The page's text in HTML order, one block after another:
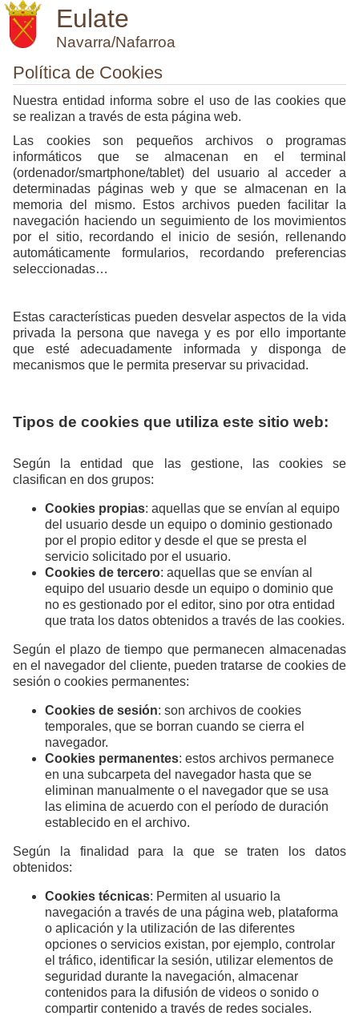
Eulate
Navarra/Nafarroa
Política de Cookies
Nuestra entidad informa sobre el uso de las cookies que
se realizan a través de esta página web.
Las cookies son pequeños archivos o programas
informáticos que se almacenan en el terminal
(ordenador/smartphone/tablet) del usuario al acceder a
determinadas páginas web y que se almacenan en la
memoria del mismo. Estos archivos pueden facilitar la
navegación haciendo un seguimiento de los movimientos
por el sitio, recordando el inicio de sesión, rellenando
automáticamente formularios, recordando preferencias
seleccionadas…
Estas características pueden desvelar aspectos de la vida
privada la persona que navega y es por ello importante
que esté adecuadamente informada y disponga de
mecanismos que le permita preservar su privacidad.
Tipos de cookies que utiliza este sitio web:
Según la entidad que las gestione, las cookies se
clasifican en dos grupos:
Cookies propias: aquellas que se envían al equipo
del usuario desde un equipo o dominio gestionado
por el propio editor y desde el que se presta el
servicio solicitado por el usuario.
Cookies de tercero: aquellas que se envían al
equipo del usuario desde un equipo o dominio que
no es gestionado por el editor, sino por otra entidad
que trata los datos obtenidos a través de las cookies.
Según el plazo de tiempo que permanecen almacenadas
en el navegador del cliente, pueden tratarse de cookies de
sesión o cookies permanentes:
Cookies de sesión: son archivos de cookies
temporales, que se borran cuando se cierra el
navegador.
Cookies permanentes: estos archivos permanece
en una subcarpeta del navegador hasta que se
eliminan manualmente o el navegador que se usa
las elimina de acuerdo con el período de duración
establecido en el archivo.
Según la finalidad para la que se traten los datos
obtenidos:
Cookies técnicas: Permiten al usuario la
navegación a través de una página web, plataforma
o aplicación y la utilización de las diferentes
opciones o servicios existan, por ejemplo, controlar
el tráfico, identificar la sesión, utilizar elementos de
seguridad durante la navegación, almacenar
contenidos para la difusión de videos o sonido o
compartir contenido a través de redes sociales.